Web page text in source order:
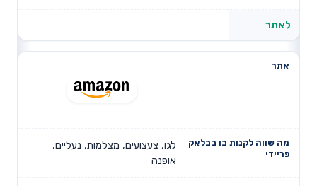
לאתר
לגו, צעצועים, מצלמות, נעליים,
אופנה